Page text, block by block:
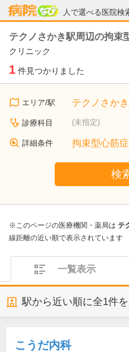
人で選べる医院検
病院なび
テクノさかき駅周辺の拘束
クリニック
1 件見つかりました
エリア/駅 テクノさか
診療科目 (未指定)
詳細条件 拘束型心筋症
検
※このページの医療機関・薬局は テ
線距離の近い順で表示されています
一覧表示
駅から近い順に全1件
こうだ内科